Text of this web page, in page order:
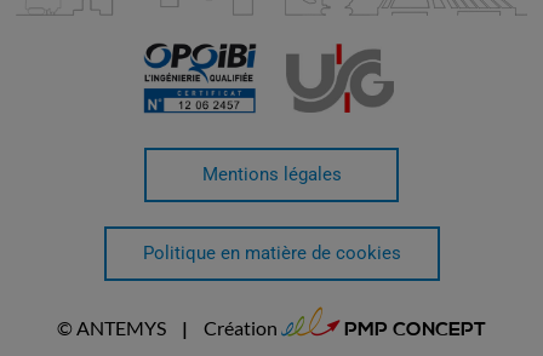
Mentions légales
Politique en matière de cookies
© ANTEMYS | Création PMP CONCEPT